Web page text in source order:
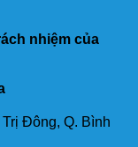
nhiệm của
Đông, Q. Bình